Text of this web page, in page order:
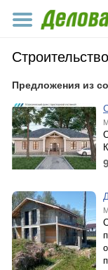
Строительство
Предложения из